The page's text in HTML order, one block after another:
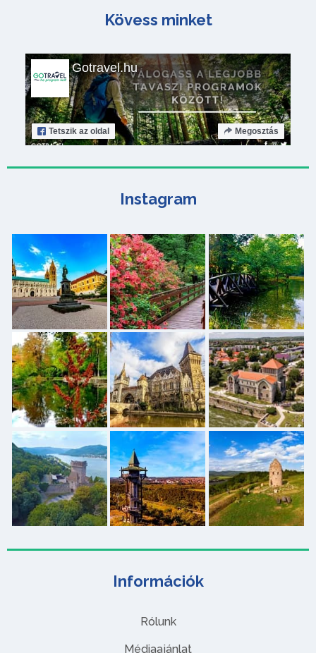
Információk
Rólunk
Médiaajánlat
Kövess minket
Gotravel.hu
Tetszik az oldal Megosztás
Instagram